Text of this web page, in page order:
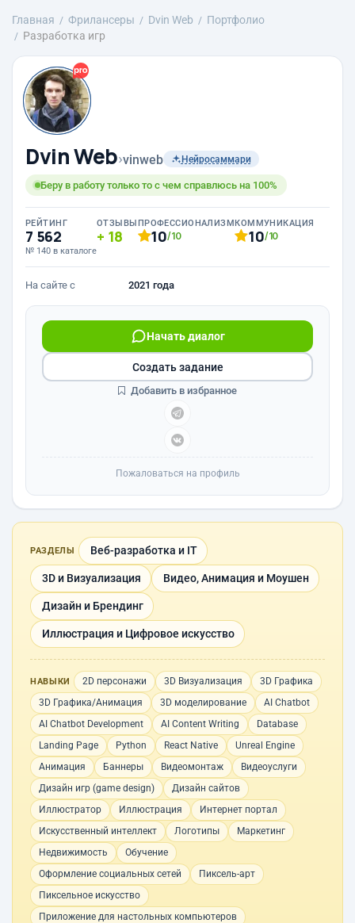
Главная Фрилансеры Dvin Web
Портфолио
Разработка игр
Dvin Web›vinweb Нейросаммари
Беру в работу только то с чем справлюсь на 100%
РЕЙТИНГ
7 562
№ 140 в каталоге
ОТЗЫВЫ
18
ПРОФЕССИОНАЛИЗМ
10/10
КОММУНИКАЦИЯ
10/10
На сайте с 2021 года
Начать диалог
Создать задание
Добавить в избранное
Пожаловаться на профиль
РАЗДЕЛЫ Веб-разработка и IT
3D и Визуализация Видео, Анимация и Моушен
Дизайн и Брендинг
Иллюстрация и Цифровое искусство
НАВЫКИ 2D персонажи 3D Визуализация
3D Графика
3D Графика/Анимация
3D моделирование
AI Chatbot
AI Chatbot Development
AI Content Writing
Database
Landing Page
Python React Native
Unreal Engine
Анимация
Баннеры Видеомонтаж
Видеоуслуги
Дизайн игр (game design)
Дизайн сайтов
Иллюстратор
Иллюстрация
Интернет портал
Искусственный интеллект
Логотипы
Маркетинг
Недвижимость
Обучение
Оформление социальных сетей
Пиксель-арт
Пиксельное искусство
Приложение для настольных компьютеров